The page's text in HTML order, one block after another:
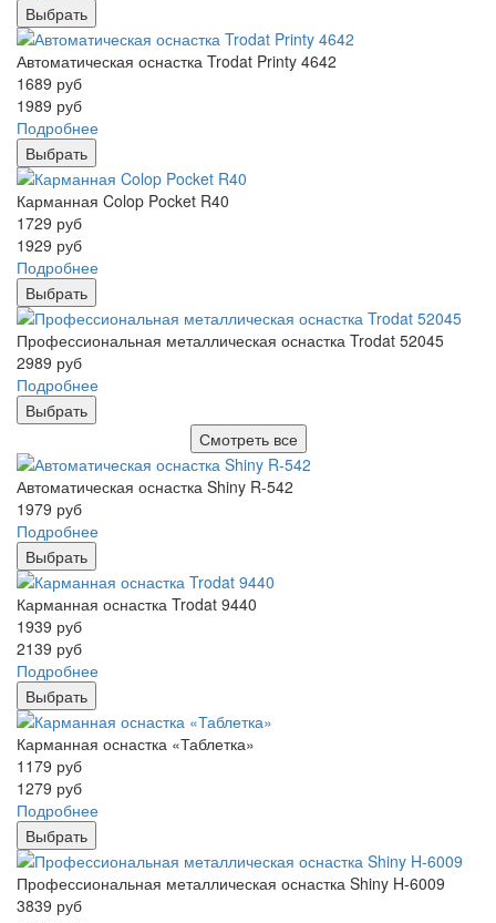
Выбрать
Автоматическая оснастка Trodat Printy 4642
1689 руб
1989 руб
Подробнее
Выбрать
Карманная Colop Pocket R40
1729 руб
1929 руб
Подробнее
Выбрать
Профессиональная металлическая оснастка Trodat 52045
2989 руб
Подробнее
Выбрать
Смотреть все
Автоматическая оснастка Shiny R-542
1979 руб
Подробнее
Выбрать
Карманная оснастка Trodat 9440
1939 руб
2139 руб
Подробнее
Выбрать
Карманная оснастка «Таблетка»
1179 руб
1279 руб
Подробнее
Выбрать
Профессиональная металлическая оснастка Shiny H-6009
3839 руб